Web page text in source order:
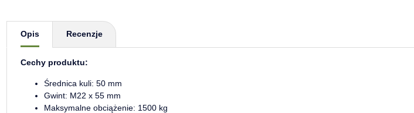
Opis
Recenzje
Cechy produktu:
Średnica kuli: 50 mm
Gwint: M22 x 55 mm
Maksymalne obciążenie: 1500 kg